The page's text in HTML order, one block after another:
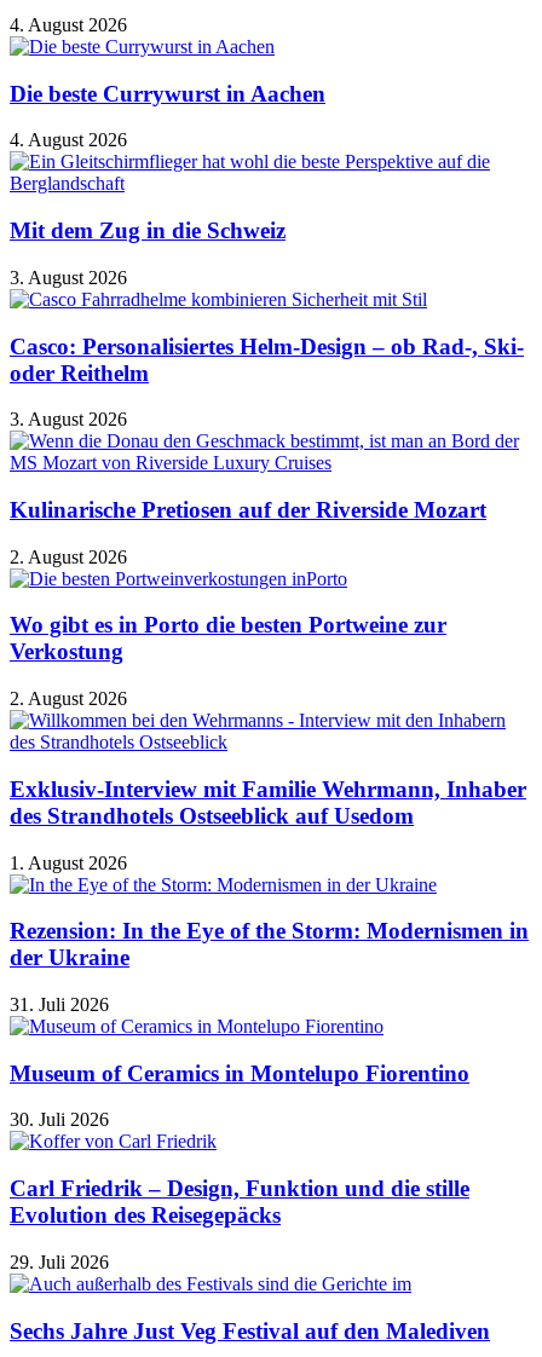
4. August 2026
Die beste Currywurst in Aachen
4. August 2026
Mit dem Zug in die Schweiz
3. August 2026
Casco: Personalisiertes Helm-Design – ob Rad-, Ski-
oder Reithelm
3. August 2026
Kulinarische Pretiosen auf der Riverside Mozart
2. August 2026
Wo gibt es in Porto die besten Portweine zur
Verkostung
2. August 2026
Exklusiv-Interview mit Familie Wehrmann, Inhaber
des Strandhotels Ostseeblick auf Usedom
1. August 2026
Rezension: In the Eye of the Storm: Modernismen in
der Ukraine
31. Juli 2026
Museum of Ceramics in Montelupo Fiorentino
30. Juli 2026
Carl Friedrik – Design, Funktion und die stille
Evolution des Reisegepäcks
29. Juli 2026
Sechs Jahre Just Veg Festival auf den Malediven